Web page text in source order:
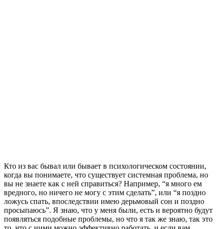
Кто из вас бывал или бывает в психологическом состоянии,
когда вы понимаете, что существует системная проблема, но
вы не знаете как с ней справиться? Например, “я много ем
вредного, но ничего не могу с этим сделать”, или “я поздно
ложусь спать, впоследствии имею дерьмовый сон и поздно
просыпаюсь”. Я знаю, что у меня были, есть и вероятно будут
появляться подобные проблемы, но что я так же знаю, так это